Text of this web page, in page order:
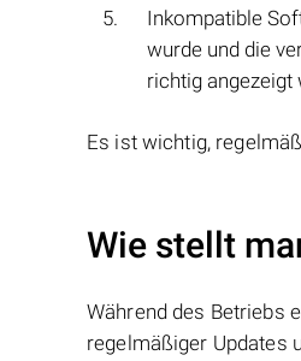
Inkompatible
wurde und die
richtig angezeigt
Es ist wichtig,
Wie stellt
Während des Betriebs
regelmäßiger Updates